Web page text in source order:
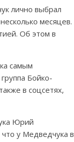
лично выбрал
месяцев.
Об этом в
самым
Бойко-
в соцсетях,
Юрий
у Медведчука в